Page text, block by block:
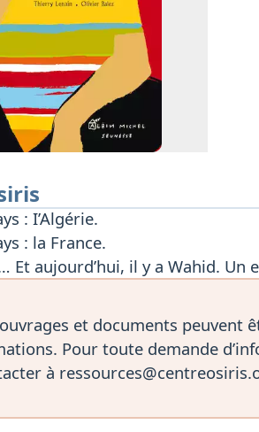
: I’Algérie.
: la France.
Et aujourd’hui, il y a Wahid. Un
et documents peuvent
Pour toute demande
à